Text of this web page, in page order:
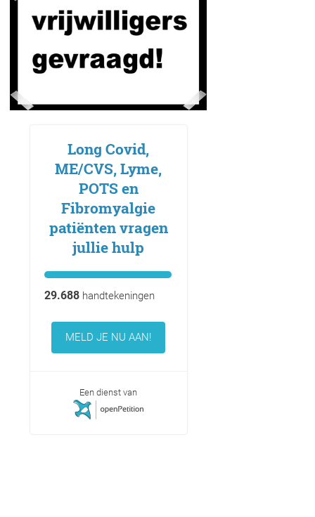
Long Covid,
ME/CVS, Lyme,
POTS en
Fibromyalgie
patiënten vragen
jullie hulp
29.688handtekeningen
MELD JE NU AAN!
Een dienst van